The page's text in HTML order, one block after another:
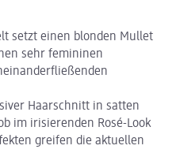
setzt einen blonden Mullet
sehr femininen
Haarschnitt in satten
im irisierenden Rosé-Look
greifen die aktuellen